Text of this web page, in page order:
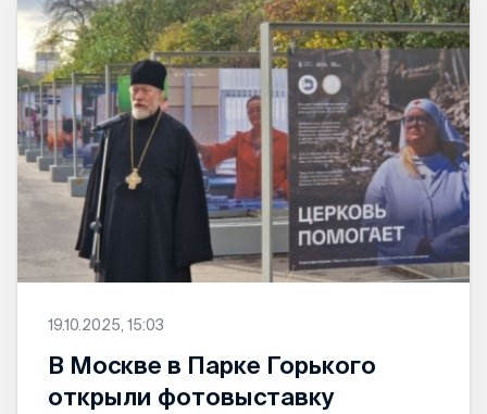
19.10.2025, 15:03
В Москве в Парке Горького
открыли фотовыставку